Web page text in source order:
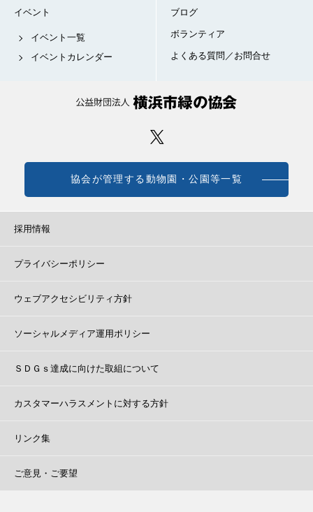
イベント
イベント一覧
イベントカレンダー
ブログ
ボランティア
よくある質問／お問合せ
協会が管理する動物園・公園等一覧
採用情報
プライバシーポリシー
ウェブアクセシビリティ方針
ソーシャルメディア運用ポリシー
ＳＤＧｓ達成に向けた取組について
カスタマーハラスメントに対する方針
リンク集
ご意見・ご要望